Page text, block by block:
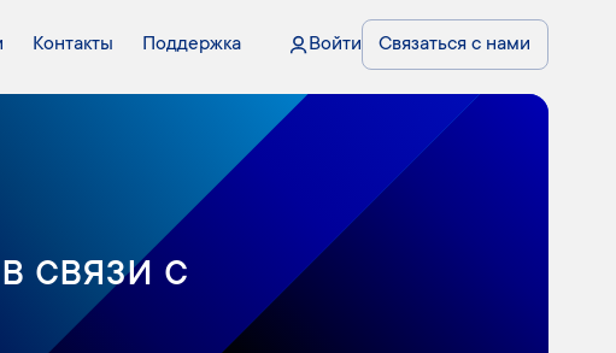
Контакты Поддержка Войти Связаться с нами
связи с